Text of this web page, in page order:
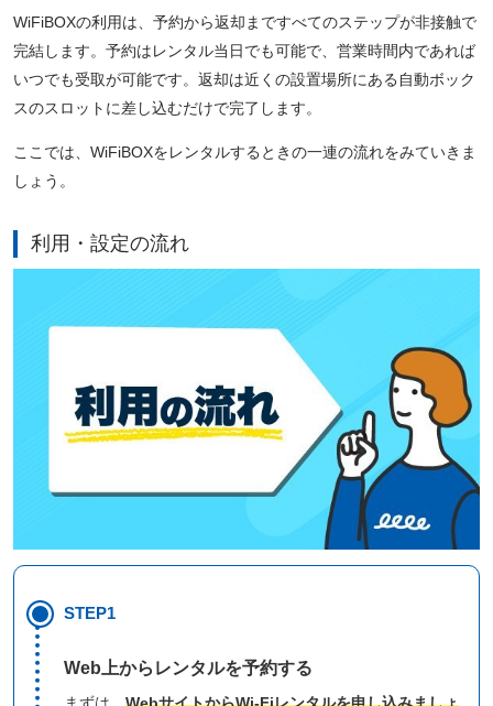
WiFiBOXの利用は、予約から返却まですべてのステップが非接触で
完結します。予約はレンタル当日でも可能で、営業時間内であれば
いつでも受取が可能です。返却は近くの設置場所にある自動ボック
スのスロットに差し込むだけで完了します。
ここでは、WiFiBOXをレンタルするときの一連の流れをみていきま
しょう。
利用・設定の流れ
STEP1
Web上からレンタルを予約する